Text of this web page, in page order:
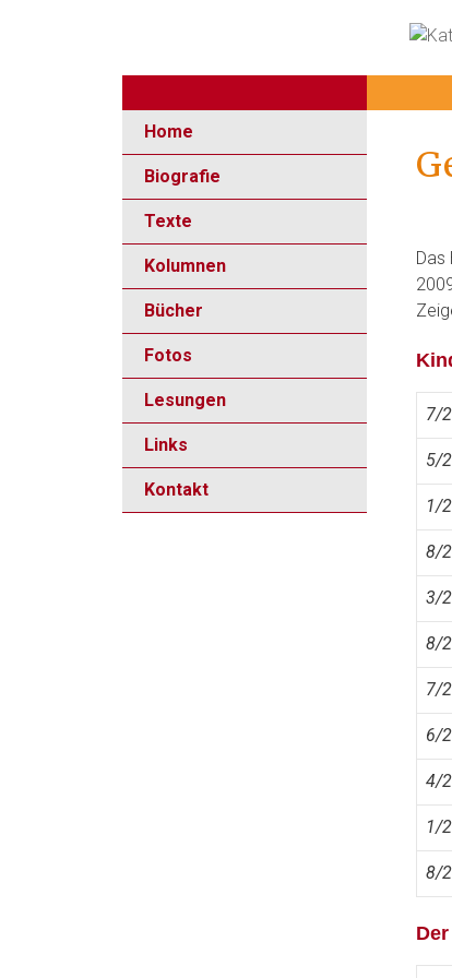
Das
7/
5/
1/
8/
3/
8/
7/
6/
4/
1/
8/
Home
Biografie
Texte
Kolumnen
Bücher
Fotos
Lesungen
Links
Kontakt